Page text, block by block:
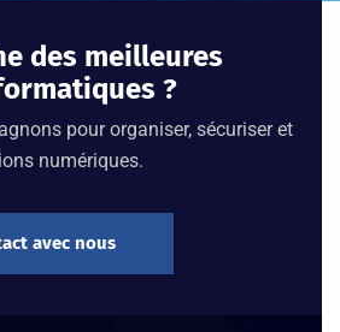
des meilleures
?
pour organiser, sécuriser et
numériques.
avec nous